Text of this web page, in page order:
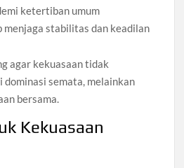
ketertiban umum
menjaga stabilitas dan keadilan
agar kekuasaan tidak
dominasi semata, melainkan
bersama.
Kekuasaan